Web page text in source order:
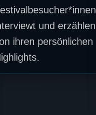
und erzählen
ihren persönlichen